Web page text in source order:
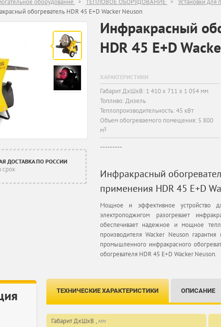
оборудование ТЕПЛОВОЕ ОБОРУДОВАНИЕ
Устaновки для
обогреватель HDR 45 E+D Wacker Neuson
ДОСТАВКА ПО РОССИИ
срок
Инфракрасный
HDR 45 E+D
ХАРАКТЕРИСТИКИ
Габарит ДхШхВ: 1 410 x 711 x 1 054 мм
Топливо: Дизель
Теплопроизводительность: 45 кВт
Объем обогреваемого помещения: 5 800
м3
---------
Инфракрасный
применения HDR 45 E+D
Мощное и эффективное устройство
электроподжигом разогревает
обеспечивает надежное и мощное
производителя Wacker Neuson
промышленного инфракрасного
обогревателя HDR 45 E+D Wacker Neuson.
ТЕХНИЧЕСКИЕ ХАРАКТЕРИСТИКИ ОПИСАНИЕ
Габарит ДхШхВ ,мм